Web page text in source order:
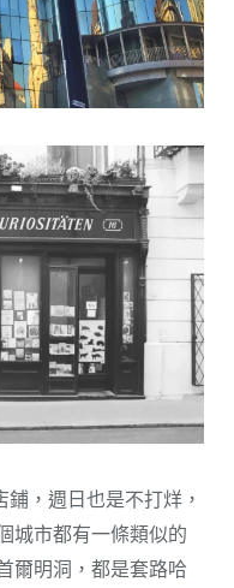
，週日也是不打烊，
城市都有一條類似的
爾明洞，都是套路哈